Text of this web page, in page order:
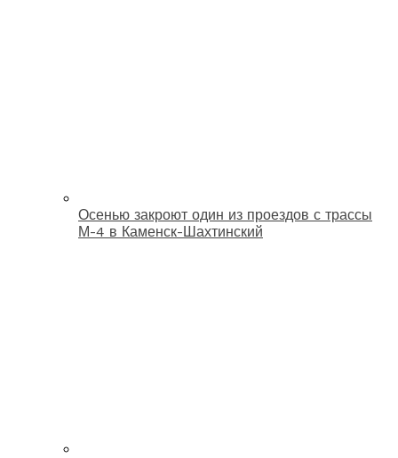
Осенью закроют один из проездов с трассы
М-4 в Каменск-Шахтинский